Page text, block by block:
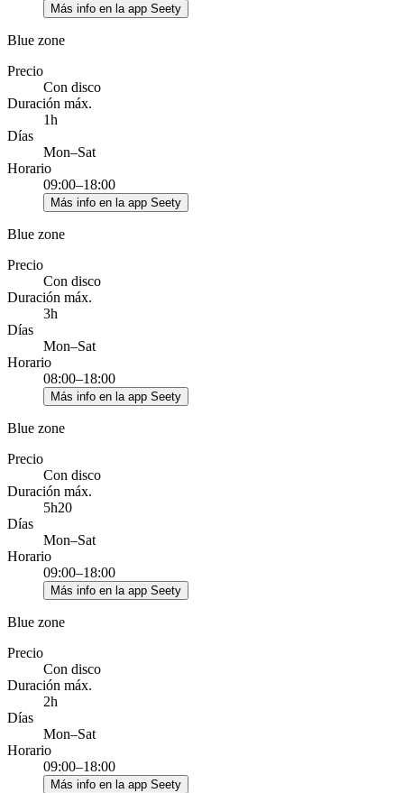
Más info en la app Seety
Blue zone
Precio
Con disco
Duración máx.
1h
Días
Mon–Sat
Horario
09:00–18:00
Más info en la app Seety
Blue zone
Precio
Con disco
Duración máx.
3h
Días
Mon–Sat
Horario
08:00–18:00
Más info en la app Seety
Blue zone
Precio
Con disco
Duración máx.
5h20
Días
Mon–Sat
Horario
09:00–18:00
Más info en la app Seety
Blue zone
Precio
Con disco
Duración máx.
2h
Días
Mon–Sat
Horario
09:00–18:00
Más info en la app Seety